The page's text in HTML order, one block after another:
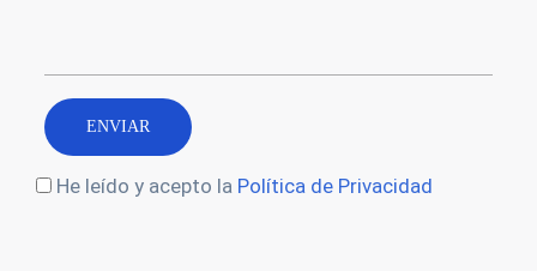
He leído y acepto la Política de Privacidad